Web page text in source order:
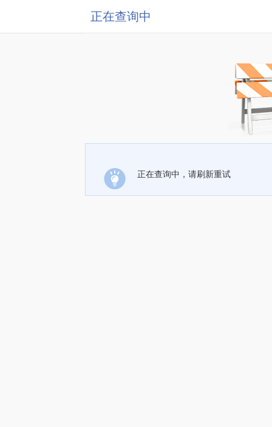
正在查询中
正在查询中，请刷新重试